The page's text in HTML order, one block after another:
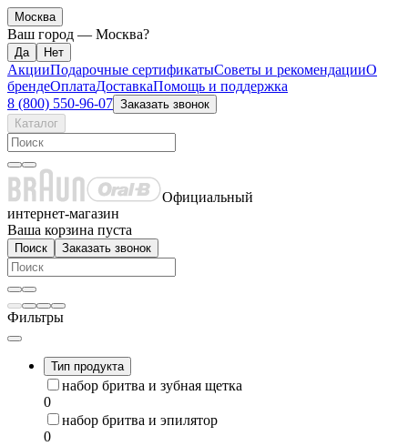
Москва
Ваш город — Москва?
АкцииПодарочные сертификатыСоветы и рекомендацииО
брендеОплатаДоставкаПомощь и поддержка
8 (800) 550-96-07 Заказать звонок
Каталог
Официальный
интернет-магазин
Ваша корзина пуста
Поиск Заказать звонок
Фильтры
Тип продукта
набор бритва и зубная щетка
0
набор бритва и эпилятор
0